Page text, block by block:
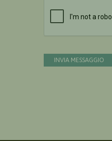
INVIA MESSAGGIO